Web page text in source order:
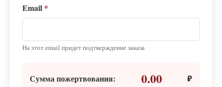
Email *
На этот email придет подтверждение заказа
Сумма пожертвования: 0.00 ₽